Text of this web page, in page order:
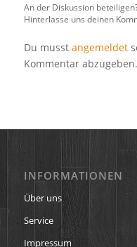
An der Diskussion
Hinterlasse uns deinen
Du musst angemeldet
Kommentar abzugeben.
INFORMATIONEN
Über uns
Service
Impressum